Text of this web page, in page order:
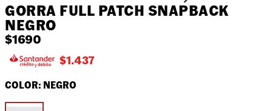
GORRA FULL PATCH SNAPBACK
NEGRO
$1690
$1.437
COLOR: NEGRO